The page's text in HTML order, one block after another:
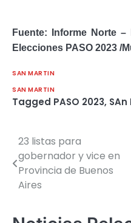
Fuente: Informe Norte
Elecciones PASO 2023 /
SAN MARTIN
SAN MARTIN
Tagged PASO 2023,
Navegación
de
entradas
23 listas para
gobernador y vice en
Provincia de Buenos
Aires